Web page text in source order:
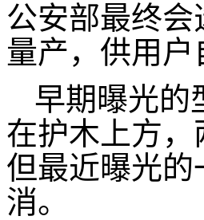
公安部最终
量产，供用户
早期曝光的
在护木上方
但最近曝光
消。